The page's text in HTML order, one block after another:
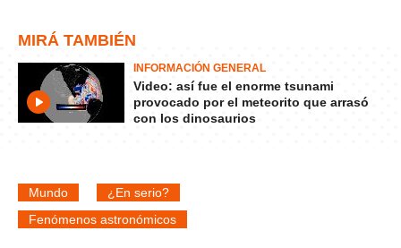
MIRÁ TAMBIÉN
INFORMACIÓN GENERAL
Video: así fue el enorme tsunami
provocado por el meteorito que arrasó
con los dinosaurios
Mundo
¿En serio?
Fenómenos astronómicos